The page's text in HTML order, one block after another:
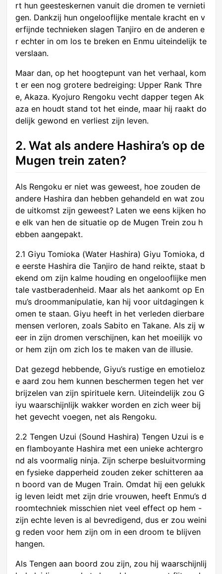
rt hun geesteskernen vanuit die dromen te vernieti
gen. Dankzij hun ongelooflijke mentale kracht en v
erfijnde technieken slagen Tanjiro en de anderen e
r echter in om los te breken en Enmu uiteindelijk te
verslaan.
Maar dan, op het hoogtepunt van het verhaal, kom
t er een nog grotere bedreiging: Upper Rank Thre
e, Akaza. Kyojuro Rengoku vecht dapper tegen Ak
aza en houdt stand tot het einde, maar hij raakt do
delijk gewond en verliest zijn leven.
2. Wat als andere Hashira’s op de
Mugen trein zaten?
Als Rengoku er niet was geweest, hoe zouden de
andere Hashira dan hebben gehandeld en wat zou
de uitkomst zijn geweest? Laten we eens kijken ho
e elk van hen de situatie op de Mugen Trein zou h
ebben aangepakt.
2.1 Giyu Tomioka (Water Hashira) Giyu Tomioka, d
e eerste Hashira die Tanjiro de hand reikte, staat b
ekend om zijn kalme houding en ongelooflijke men
tale vastberadenheid. Maar als het aankomt op En
mu’s droommanipulatie, kan hij voor uitdagingen k
omen te staan. Giyu heeft in het verleden dierbare
mensen verloren, zoals Sabito en Takane. Als zij w
eer in zijn dromen verschijnen, kan het moeilijk vo
or hem zijn om zich los te maken van de illusie.
Dat gezegd hebbende, Giyu’s rustige en emotieloz
e aard zou hem kunnen beschermen tegen het ver
brijzelen van zijn spirituele kern. Uiteindelijk zou G
iyu waarschijnlijk wakker worden en zich weer bij
het gevecht voegen, net als Rengoku.
2.2 Tengen Uzui (Sound Hashira) Tengen Uzui is e
en flamboyante Hashira met een unieke achtergro
nd als voormalig ninja. Zijn scherpe besluitvorming
en fysieke dapperheid zouden zeker schitteren aa
n boord van de Mugen Train. Omdat hij een gelukk
ig leven leidt met zijn drie vrouwen, heeft Enmu’s d
roomtechniek misschien niet veel effect op hem -
zijn echte leven is al bevredigend, dus er zou weini
g reden voor hem zijn om in een droom te blijven
hangen.
Als Tengen aan boord zou zijn, zou hij waarschijnlij